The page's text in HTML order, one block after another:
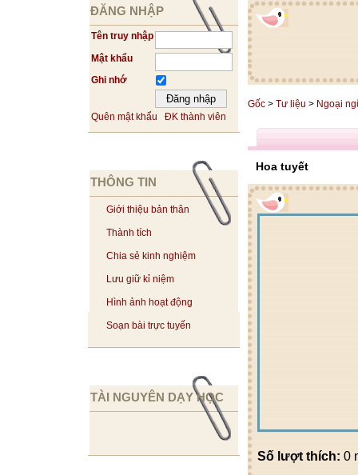
ĐĂNG NHẬP
Tên truy nhập
Mật khẩu
Ghi nhớ
Quên mật khẩu ĐK thành viên
THÔNG TIN
Giới thiệu bản thân
Thành tích
Chia sẻ kinh nghiệm
Lưu giữ kỉ niệm
Hình ảnh hoạt động
Soạn bài trực tuyến
TÀI NGUYÊN DẠY HỌC
Gốc > Tư liệu > Ngoại
Hoa tuyết
Số lượt thích: 0